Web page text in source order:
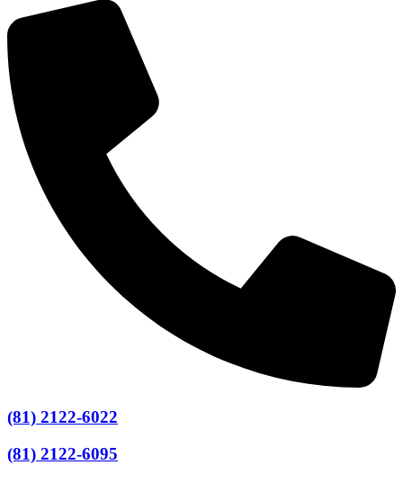
(81) 2122-6022
(81) 2122-6095